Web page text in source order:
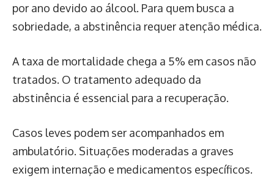
por ano devido ao álcool. Para quem busca a
sobriedade, a abstinência requer atenção médica.
A taxa de mortalidade chega a 5% em casos não
tratados. O tratamento adequado da
abstinência é essencial para a recuperação.
Casos leves podem ser acompanhados em
ambulatório. Situações moderadas a graves
exigem internação e medicamentos específicos.